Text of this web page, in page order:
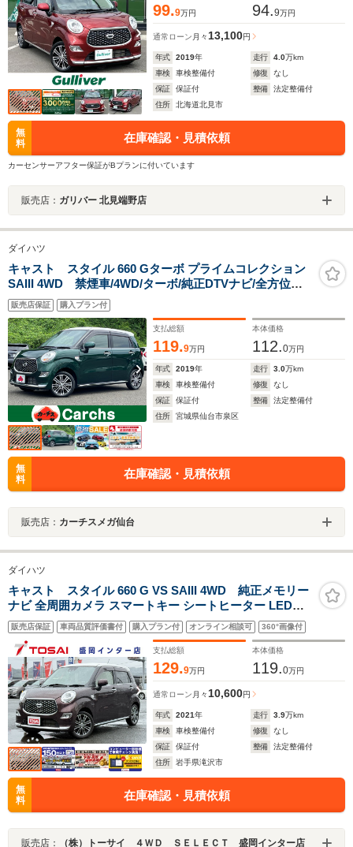
99.9万円 94.9万円
通常ローン 月々 13,100円
年式 2019年 走行 4.0万km
車検
車検整備付 修復
なし
保証
保証付 整備
法定整備付
住所
北海道北見市
無
料
在庫確認・見積依頼
カーセンサーアフター保証がBプランに付いています
販売店： ガリバー 北見端野店
ダイハツ
キャスト スタイル 660 Gターボ プライムコレクション
SAIII 4WD 禁煙車/4WD/ターボ/純正DTVナビ/全方位モ
ニター/スマートキー/LEDヘッドライト/スマアシ/障害物
センサー/シートヒーター/ハーフレザー/Bluetooth/ETC/
記録簿付/ハーフレザー/純正AW/ベンチシート/ドラレコ
販売店保証 購入プラン付
支払総額
119.9万円
本体価格
112.0万円
年式 2019年 走行 3.0万km
車検
車検整備付 修復
なし
保証
保証付 整備
法定整備付
住所
宮城県仙台市泉区
無
料
在庫確認・見積依頼
販売店： カーチスメガ仙台
ダイハツ
キャスト スタイル 660 G VS SAIII 4WD 純正メモリー
ナビ 全周囲カメラ スマートキー シートヒーター LEDヘ
ッドライト LEDフォグ オートマチックハイビーム オート
ライト オートエアコン アイドリングストップ 横滑り防止
装置
販売店保証 車両品質評価書付 購入プラン付 オンライン相談可 360°画像付
支払総額
129.9万円
本体価格
119.0万円
通常ローン 月々 10,600円
年式 2021年 走行 3.9万km
車検
車検整備付 修復
なし
保証
保証付 整備
法定整備付
住所
岩手県滝沢市
無
料
在庫確認・見積依頼
販売店： （株）トーサイ ４ＷＤ ＳＥＬＥＣＴ 盛岡インター店